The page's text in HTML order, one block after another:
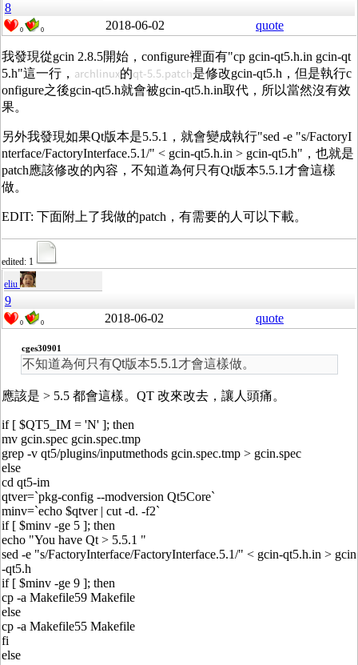
8
0 0 2018-06-02 quote
我發現從gcin 2.8.5開始，configure裡面有"cp gcin-qt5.h.in gcin-qt
5.h"這一行， archlinux的qt-5.5.patch是修改gcin-qt5.h，但是執行c
onfigure之後gcin-qt5.h就會被gcin-qt5.h.in取代，所以當然沒有效
果。
另外我發現如果Qt版本是5.5.1，就會變成執行"sed -e "s/FactoryI
nterface/FactoryInterface.5.1/" < gcin-qt5.h.in > gcin-qt5.h"，也就是
patch應該修改的內容，不知道為何只有Qt版本5.5.1才會這樣
做。
EDIT: 下面附上了我做的patch，有需要的人可以下載。
edited: 1
eliu
9
0 0 2018-06-02 quote
cges30901
不知道為何只有Qt版本5.5.1才會這樣做。
應該是 > 5.5 都會這樣。QT 改來改去，讓人頭痛。
if [ $QT5_IM = 'N' ]; then
mv gcin.spec gcin.spec.tmp
grep -v qt5/plugins/inputmethods gcin.spec.tmp > gcin.spec
else
cd qt5-im
qtver=`pkg-config --modversion Qt5Core`
minv=`echo $qtver | cut -d. -f2`
if [ $minv -ge 5 ]; then
echo "You have Qt > 5.5.1 "
sed -e "s/FactoryInterface/FactoryInterface.5.1/" < gcin-qt5.h.in > gcin
-qt5.h
if [ $minv -ge 9 ]; then
cp -a Makefile59 Makefile
else
cp -a Makefile55 Makefile
fi
else